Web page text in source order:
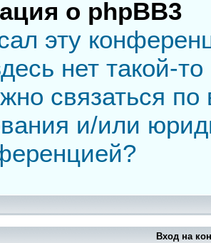
о phpBB3
эту
нет такой-
связаться по
и/или
Вход на